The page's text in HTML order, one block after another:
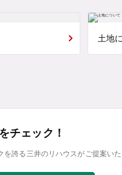
土地
チェック！
誇る三井のリハウスがご提案いた